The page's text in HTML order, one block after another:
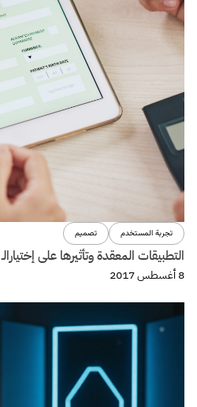
تجربة المستخدم تصميم
التطبيقات المعقدة وتأثيرها على إختيارالـ Forms design ؟
8 أغسطس 2017